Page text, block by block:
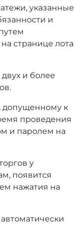
указанные
и
странице лота
и более
допущенному к
проведения
и паролем на
у
появится
нажатия на